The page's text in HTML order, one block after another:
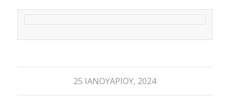
25 ΙΑΝΟΥΑΡΊΟΥ, 2024